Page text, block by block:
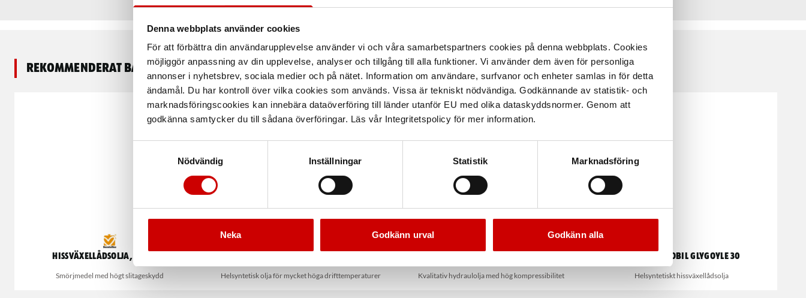
Denna webbplats använder cookies
För att förbättra din användarupplevelse använder vi och våra samarbetspartners cookies på denna webbplats. Cookies
möjliggör anpassning av din upplevelse, analyser och tillgång till alla funktioner. Vi använder dem även för personliga
annonser i nyhetsbrev, sociala medier och på nätet. Information om användare, surfvanor och enheter samlas in för detta
ändamål. Du har kontroll över vilka cookies som används. Vissa är tekniskt nödvändiga. Godkännande av statistik- och
marknadsföringscookies kan innebära dataöverföring till länder utanför EU med olika dataskyddsnormer. Genom att
godkänna samtycker du till sådana överföringar. Läs vår Integritetspolicy för mer information.
Nödvändig
Inställningar Statistik Marknadsföring
Neka Godkänn urval Godkänn alla
Rekommenderat baserat på vald produkt
Hissväxellådsolja, Goya NT
Smörjmedel med högt slitageskydd Helsyntetisk olja för mycket höga drifttemperaturer Kvalitativ hydraulolja med hög kompressibilitet
Hissolja, Mobil Glygoyle 30
Helsyntetiskt hissväxellådsolja